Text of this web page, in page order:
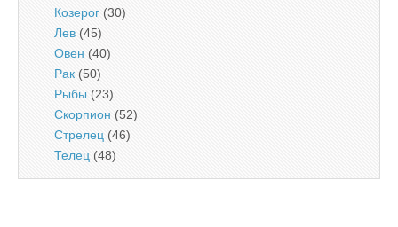
Козерог (30)
Лев (45)
Овен (40)
Рак (50)
Рыбы (23)
Скорпион (52)
Стрелец (46)
Телец (48)